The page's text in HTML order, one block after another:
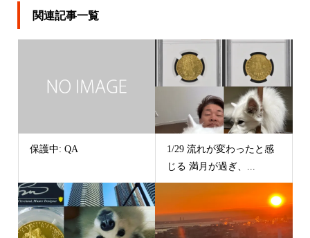
関連記事一覧
保護中: QA
1/29 流れが変わったと感
じる 満月が過ぎ、...